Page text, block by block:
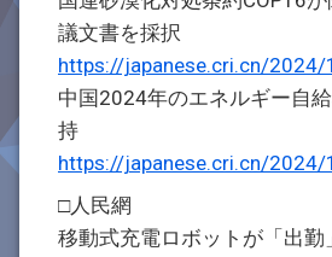
議文書を採択
https://japanese.cri.cn/
中国2024年のエネルギー自
持
https://japanese.cri.cn/
□人民網
移動式充電ロボットが「出